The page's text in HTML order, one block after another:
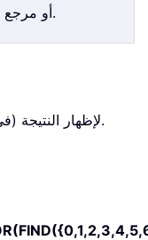
أو مرجع إلى خلية تحتوي على سلسلة نصية.
1. حدد خلية فارغة (مثل D3 في هذه الحالة) لإظهار النتيجة.